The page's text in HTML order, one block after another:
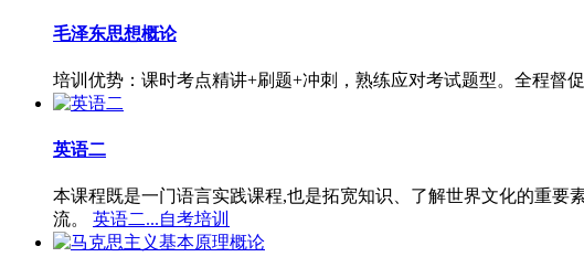
毛泽东思想概论
培训优势：课时考点精讲+刷题+冲刺，熟练应对考试题型。全程督
英语二
本课程既是一门语言实践课程,也是拓宽知识、了解世界文化的重
流。
英语二...自考培训